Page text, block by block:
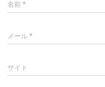
名前*
メール*
サイト